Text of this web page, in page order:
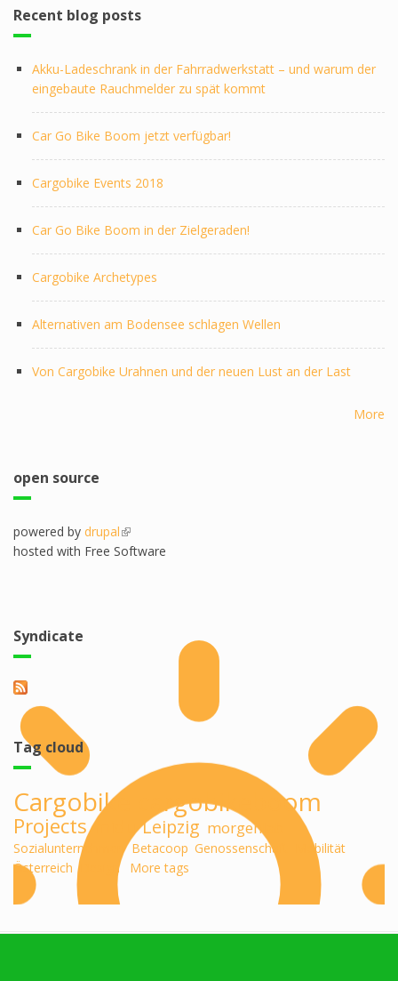
Recent blog posts
Akku-Ladeschrank in der Fahrradwerkstatt – und warum der
eingebaute Rauchmelder zu spät kommt
Car Go Bike Boom jetzt verfügbar!
Cargobike Events 2018
Car Go Bike Boom in der Zielgeraden!
Cargobike Archetypes
Alternativen am Bodensee schlagen Wellen
Von Cargobike Urahnen und der neuen Lust an der Last
More
open source
powered by drupal(link is external)
hosted with Free Software
Syndicate
Tag cloud
Cargobike cargobikeboom
Projects midu Leipzig morgenlab
Sozialunternehmen Betacoop Genossenschaft
Mobilität
Österreich
Design More tags